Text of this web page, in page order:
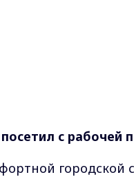
с рабочей
городской